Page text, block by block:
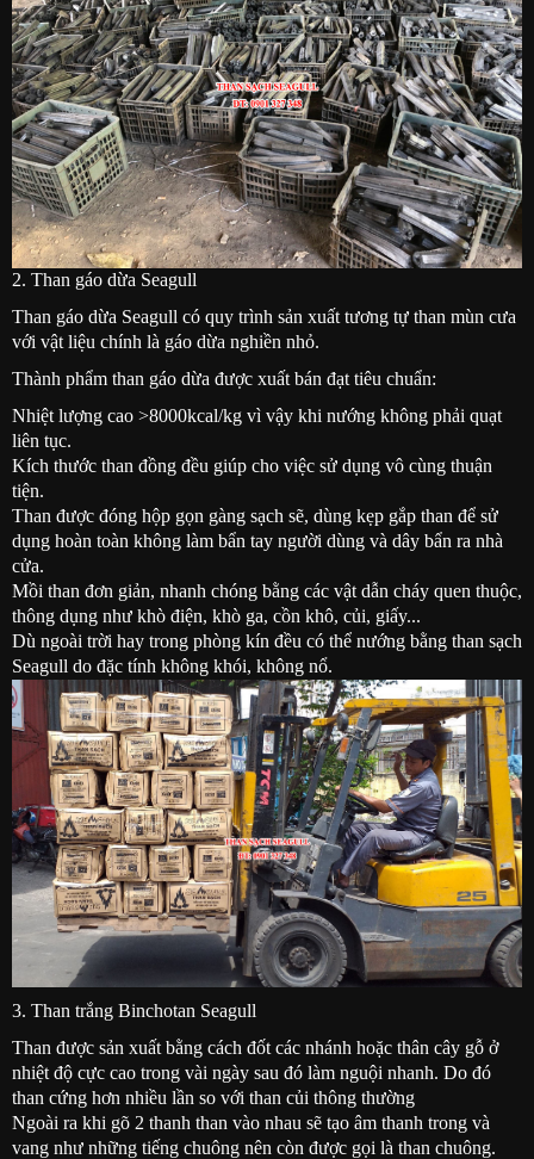
2. Than gáo dừa Seagull
Than gáo dừa Seagull có quy trình sản xuất tương tự than mùn cưa
với vật liệu chính là gáo dừa nghiền nhỏ.
Thành phẩm than gáo dừa được xuất bán đạt tiêu chuẩn:
Nhiệt lượng cao >8000kcal/kg vì vậy khi nướng không phải quạt
liên tục.
Kích thước than đồng đều giúp cho việc sử dụng vô cùng thuận
tiện.​
Than được đóng hộp gọn gàng sạch sẽ, dùng kẹp gắp than để sử
dụng hoàn toàn không làm bẩn tay người dùng và dây bẩn ra nhà
cửa.
Mồi than đơn giản, nhanh chóng bằng các vật dẫn cháy quen thuộc,
thông dụng như khò điện, khò ga, cồn khô, củi, giấy...
Dù ngoài trời hay trong phòng kín đều có thể nướng bằng than sạch
Seagull do đặc tính không khói, không nổ.
3. Than trắng Binchotan Seagull
Than được sản xuất bằng cách đốt các nhánh hoặc thân cây gỗ ở
nhiệt độ cực cao trong vài ngày sau đó làm nguội nhanh. Do đó
than cứng hơn nhiều lần so với than củi thông thường
Ngoài ra khi gõ 2 thanh than vào nhau sẽ tạo âm thanh trong và
vang như những tiếng chuông nên còn được gọi là than chuông.